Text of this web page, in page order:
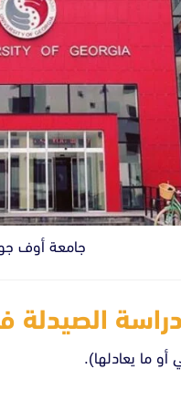
جامعة أوف
الصيدلة
ما يعادلها).